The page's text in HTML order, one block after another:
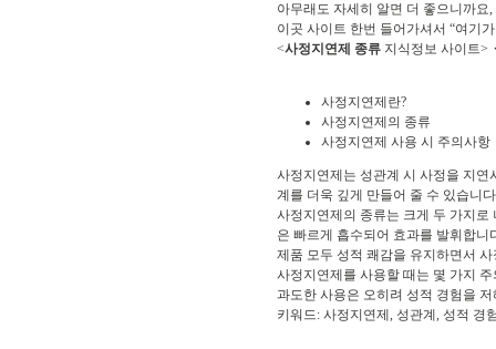
아무래도 자세히 알면 더 좋으니까
이곳 사이트 한번 들어가셔서 “여기
<사정지연제 종류 지식정보 사이트>
사정지연제란?
사정지연제의 종류
사정지연제 사용 시 주의사항
사정지연제는 성관계 시 사정을 지
계를 더욱 깊게 만들어 줄 수 있습니
사정지연제의 종류는 크게 두 가지로
은 빠르게 흡수되어 효과를 발휘합
제품 모두 성적 쾌감을 유지하면서
사정지연제를 사용할 때는 몇 가지
과도한 사용은 오히려 성적 경험을
키워드: 사정지연제, 성관계, 성적 경